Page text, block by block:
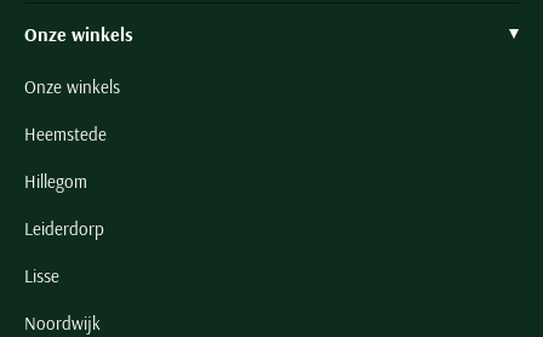
Onze winkels
Onze winkels
Heemstede
Hillegom
Leiderdorp
Lisse
Noordwijk